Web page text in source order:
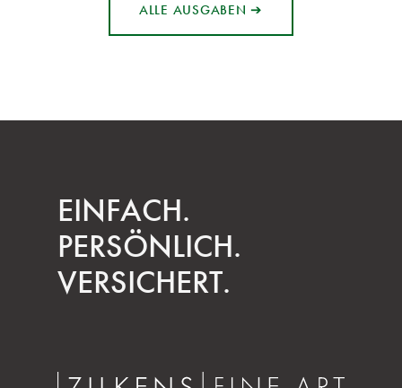
ALLE AUSGABEN ➔
EINFACH.
PERSÖNLICH.
VERSICHERT.